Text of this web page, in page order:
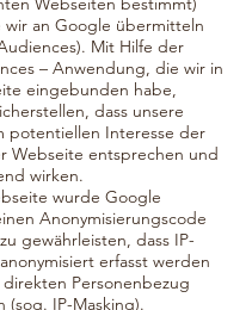
wir an Google übermitteln
Mit Hilfe der
– Anwendung, die wir in
eingebunden habe,
dass unsere
potentiellen Interesse der
Webseite entsprechen und
wirken.
wurde Google
Anonymisierungscode
gewährleisten, dass IP-
erfasst werden
Personenbezug
(sog. IP-Masking).